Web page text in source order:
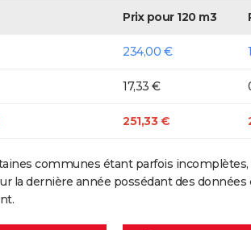
Prix pour 120 m3
234,00 €
17,33 €
251,33 €
communes étant parfois
la dernière année possédant des